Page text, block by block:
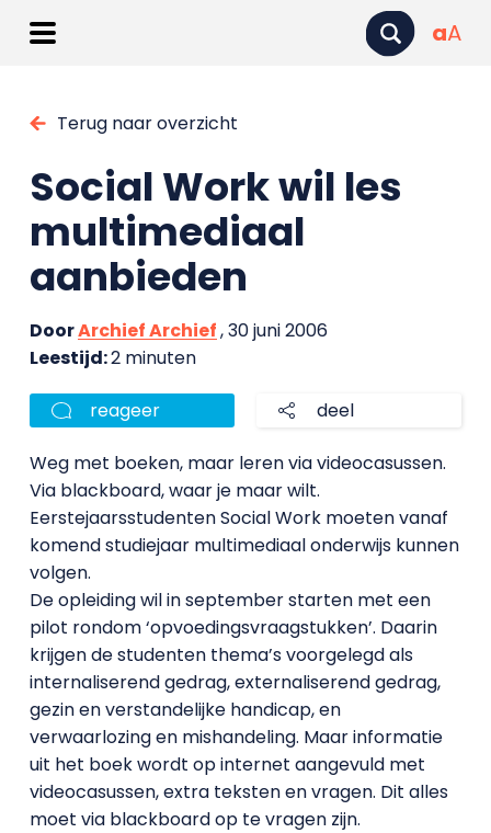
aA
Terug naar overzicht
Social Work wil les
multimediaal
aanbieden
DoorArchief Archief, 30 juni 2006
Leestijd:2 minuten
reageer deel
Weg met boeken, maar leren via videocasussen.
Via blackboard, waar je maar wilt.
Eerstejaarsstudenten Social Work moeten vanaf
komend studiejaar multimediaal onderwijs kunnen
volgen.
De opleiding wil in september starten met een
pilot rondom ‘opvoedingsvraagstukken’. Daarin
krijgen de studenten thema’s voorgelegd als
internaliserend gedrag, externaliserend gedrag,
gezin en verstandelijke handicap, en
verwaarlozing en mishandeling. Maar informatie
uit het boek wordt op internet aangevuld met
videocasussen, extra teksten en vragen. Dit alles
moet via blackboard op te vragen zijn.